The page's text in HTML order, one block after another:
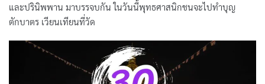
และปรินิพพาน มาบรรจบกัน ในวันนี้พุทธศาสนิกชนจะไปทำบุญ
ตักบาตร เวียนเทียนที่วัด